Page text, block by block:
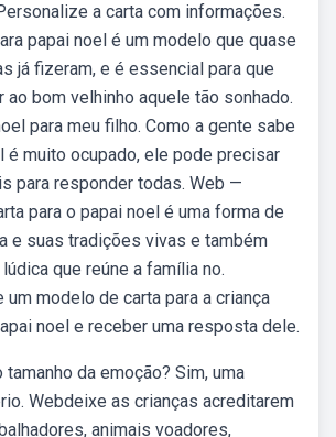
a carta com informações.
papai noel é um modelo que quase
já fizeram, e é essencial para que
bom velhinho aquele tão sonhado.
para meu filho. Como a gente sabe
é muito ocupado, ele pode precisar
para responder todas. Web —
para o papai noel é uma forma de
e suas tradições vivas e também
que reúne a família no.
modelo de carta para a criança
noel e receber uma resposta dele.
da emoção? Sim, uma
Webdeixe as crianças acreditarem
animais voadores,